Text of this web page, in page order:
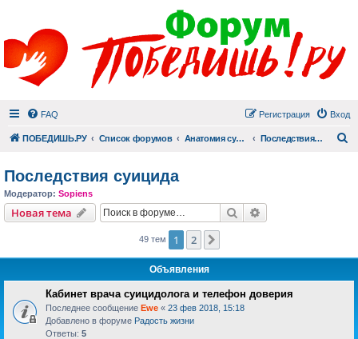
FAQ Вход
Регистрация
ПОБЕДИШЬ.РУ Список форумов Анатомия суицида Последствия суицида
Последствия суицида
Модератор: Sopiens
Новая тема Поиск
49 тем 1 2
Объявления
Кабинет врача суицидолога и телефон доверия
Последнее сообщение Ewe « 23 фев 2018, 15:18
Добавлено в форуме Радость жизни
Ответы: 5